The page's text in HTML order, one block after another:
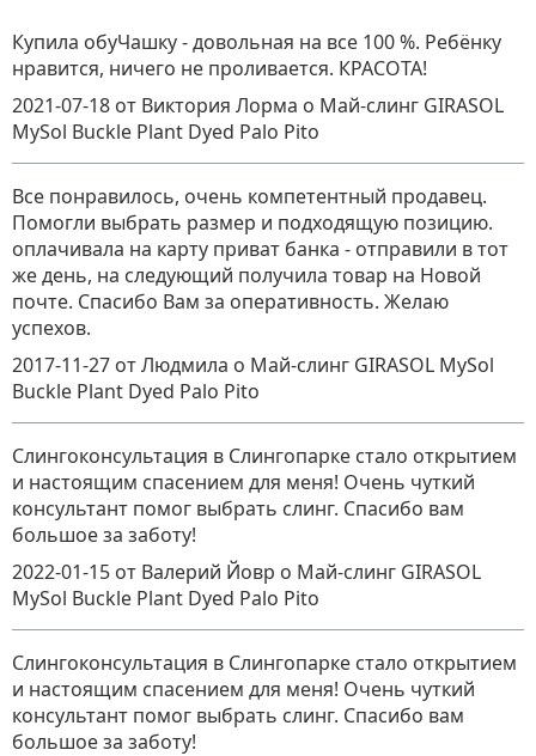
Купила обуЧашку - довольная на все 100 %. Ребёнку
нравится, ничего не проливается. КРАСОТА!
2021-07-18 от Виктория Лорма о Май-слинг GIRASOL
MySol Buckle Plant Dyed Palo Pito
Все понравилось, очень компетентный продавец.
Помогли выбрать размер и подходящую позицию.
оплачивала на карту приват банка - отправили в тот
же день, на следующий получила товар на Новой
почте. Спасибо Вам за оперативность. Желаю
успехов.
2017-11-27 от Людмила о Май-слинг GIRASOL MySol
Buckle Plant Dyed Palo Pito
Слингоконсультация в Слингопарке стало открытием
и настоящим спасением для меня! Очень чуткий
консультант помог выбрать слинг. Спасибо вам
большое за заботу!
2022-01-15 от Валерий Йовр о Май-слинг GIRASOL
MySol Buckle Plant Dyed Palo Pito
Слингоконсультация в Слингопарке стало открытием
и настоящим спасением для меня! Очень чуткий
консультант помог выбрать слинг. Спасибо вам
большое за заботу!